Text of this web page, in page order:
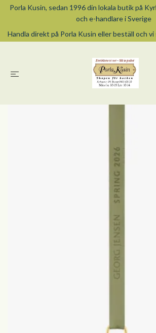
Porla Kusin, sedan 1996 din lokala butik på
och e-handlare i Sverige
Handla direkt på Porla Kusin eller beställ och